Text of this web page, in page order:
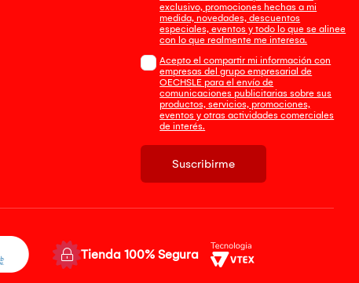
exclusivo, promociones hechas a mi
medida, novedades, descuentos
especiales, eventos y todo lo que se alinee
con lo que realmente me interesa.
Acepto el compartir mi información con
empresas del grupo empresarial de
OECHSLE para el envío de
comunicaciones publicitarias sobre sus
productos, servicios, promociones,
eventos y otras actividades comerciales
de interés.
Suscribirme
Tienda 100% Segura